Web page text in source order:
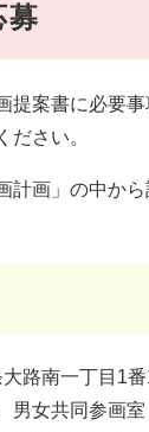
募
提案書に必要
ださい。
画」の中か
路南一丁目1
男女共同参画室